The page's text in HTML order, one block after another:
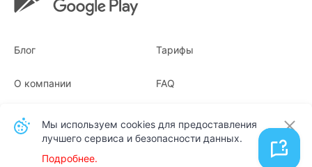
Блог Тарифы
О компании
Квитанции
FAQ
Мы используем cookies для предоставления
лучшего сервиса и безопасности данных.
Подробнее.